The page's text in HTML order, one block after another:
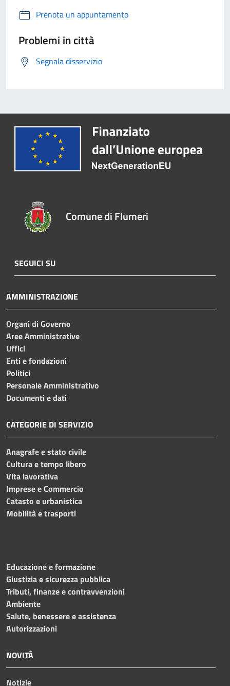
Prenota un appuntamento
Problemi in città
Segnala disservizio
Comune di Flumeri
SEGUICI SU
AMMINISTRAZIONE
Organi di Governo
Aree Amministrative
Uffici
Enti e fondazioni
Politici
Personale Amministrativo
Documenti e dati
CATEGORIE DI SERVIZIO
Anagrafe e stato civile
Cultura e tempo libero
Vita lavorativa
Imprese e Commercio
Catasto e urbanistica
Mobilità e trasporti
Educazione e formazione
Giustizia e sicurezza pubblica
Tributi, finanze e contravvenzioni
Ambiente
Salute, benessere e assistenza
Autorizzazioni
NOVITÀ
Notizie